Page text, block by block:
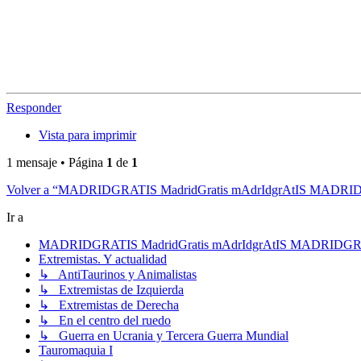
Responder
Vista para imprimir
1 mensaje • Página 1 de 1
Volver a “MADRIDGRATIS MadridGratis mAdrIdgrAtIS
Ir a
MADRIDGRATIS MadridGratis mAdrIdgrAtIS
Extremistas. Y actualidad
↳ AntiTaurinos y Animalistas
↳ Extremistas de Izquierda
↳ Extremistas de Derecha
↳ En el centro del ruedo
↳ Guerra en Ucrania y Tercera Guerra Mundial
Tauromaquia I